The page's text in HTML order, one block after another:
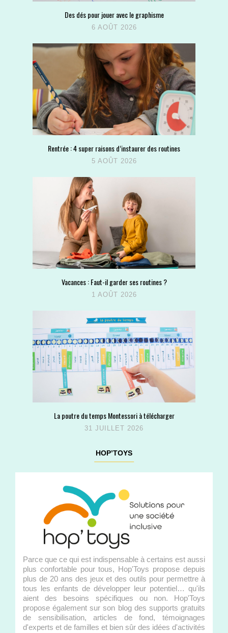
Des dés pour jouer avec le graphisme
6 AOÛT 2026
Rentrée : 4 super raisons d’instaurer des routines
5 AOÛT 2026
Vacances : Faut-il garder ses routines ?
1 AOÛT 2026
La poutre du temps Montessori à télécharger
31 JUILLET 2026
HOP’TOYS
Parce que ce qui est indispensable à certains est aussi
plus confortable pour tous, Hop'Toys propose depuis
plus de 20 ans des jeux et des outils pour permettre à
tous les enfants de développer leur potentiel… qu'ils
aient des besoins spécifiques ou non. Hop'Toys
propose également sur son blog des supports gratuits
de sensibilisation, articles de fond, témoignages
d'experts et de familles et bien sûr des idées d'activités